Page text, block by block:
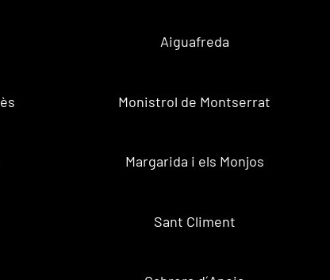
Aiguafreda
Monistrol de Montserrat
Margarida i els Monjos
Sant Climent